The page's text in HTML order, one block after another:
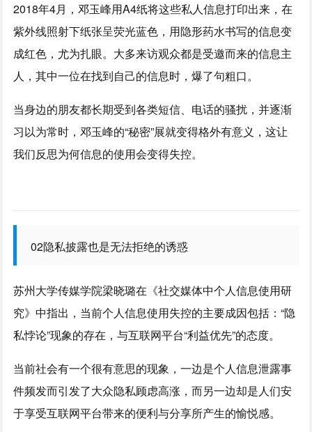
2018年4月，邓玉峰用A4纸将这些私人信息打印出来，在
紫外线照射下纸张呈荧光蓝色，用隐形药水书写的信息变
成红色，尤为扎眼。大多来访观众都是受邀而来的信息主
人，其中一位在找到自己的信息时，爆了句粗口。
当身边的朋友都长期受到各类短信、电话的骚扰，并逐渐
习以为常时，邓玉峰的“秘密”展就变得格外有意义，这让
我们反思为何信息的使用会变得失控。
02隐私披露也是无法拒绝的诱惑
苏州大学传媒学院梁晓璐在《社交媒体中个人信息使用研
究》中指出，当前个人信息使用失控的主要成因包括：“隐
私悖论”现象的存在，与互联网平台“利益优先”的态度。
当前社会有一个很有意思的现象，一边是个人信息泄露事
件频发而引发了大众隐私顾虑高涨，而另一边却是人们安
于享受互联网平台带来的便利与分享所产生的愉悦感。